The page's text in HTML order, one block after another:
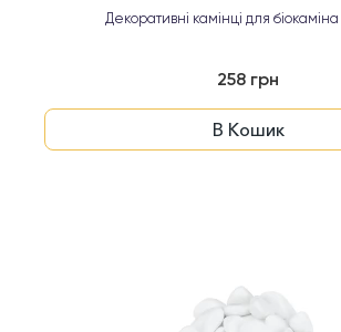
Декоративні камінці для
258 грн
В Кошик